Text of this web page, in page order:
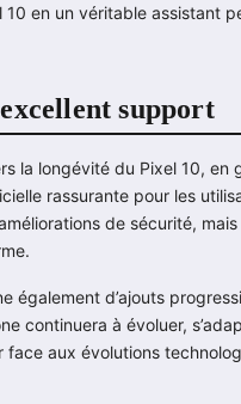
en un véritable assistant
support
la longévité du Pixel 10, en
rassurante pour les
de sécurité,
également d’ajouts
continuera à évoluer,
aux évolutions